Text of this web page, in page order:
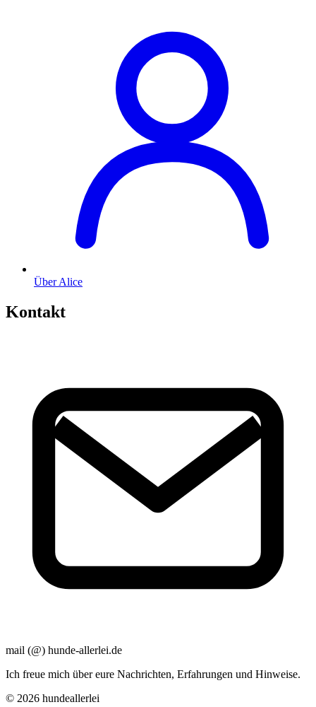
Über Alice
Kontakt
mail (@) hunde-allerlei.de
Ich freue mich über eure Nachrichten, Erfahrungen und Hinweise.
© 2026 hundeallerlei